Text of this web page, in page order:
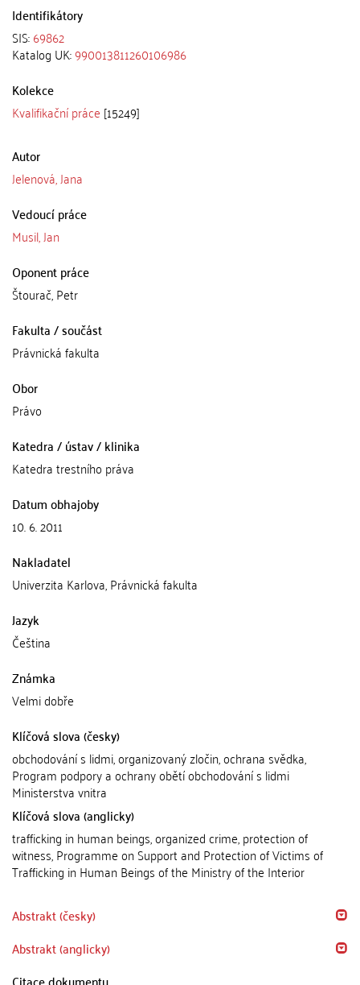
Identifikátory
SIS:69862
Katalog UK:990013811260106986
Kolekce
Kvalifikační práce [15249]
Autor
Jelenová, Jana
Vedoucí práce
Musil, Jan
Oponent práce
Štourač, Petr
Fakulta / součást
Právnická fakulta
Obor
Právo
Katedra / ústav / klinika
Katedra trestního práva
Datum obhajoby
10. 6. 2011
Nakladatel
Univerzita Karlova, Právnická fakulta
Jazyk
Čeština
Známka
Velmi dobře
Klíčová slova (česky)
obchodování s lidmi, organizovaný zločin, ochrana svědka,
Program podpory a ochrany obětí obchodování s lidmi
Ministerstva vnitra
Klíčová slova (anglicky)
trafficking in human beings, organized crime, protection of
witness, Programme on Support and Protection of Victims of
Trafficking in Human Beings of the Ministry of the Interior
Abstrakt (česky)
Abstrakt (anglicky)